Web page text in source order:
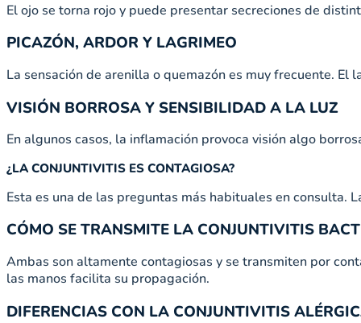
El ojo se torna rojo y puede presentar secreciones de
PICAZÓN, ARDOR Y LAGRIMEO
La sensación de arenilla o quemazón es muy frecuente.
VISIÓN BORROSA Y SENSIBILIDAD A LA LUZ
En algunos casos, la inflamación provoca visión algo
¿LA CONJUNTIVITIS ES CONTAGIOSA?
Esta es una de las preguntas más habituales en consulta.
CÓMO SE TRANSMITE LA CONJUNTIVITIS
Ambas son altamente contagiosas y se transmiten por
las manos facilita su propagación.
DIFERENCIAS CON LA CONJUNTIVITIS